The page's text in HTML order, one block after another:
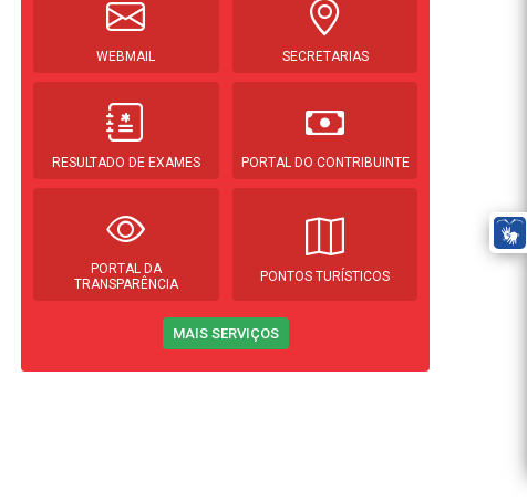
WEBMAIL SECRETARIAS
RESULTADO DE EXAMES PORTAL DO CONTRIBUINTE
PORTAL DA
TRANSPARÊNCIA
PONTOS TURÍSTICOS
MAIS SERVIÇOS